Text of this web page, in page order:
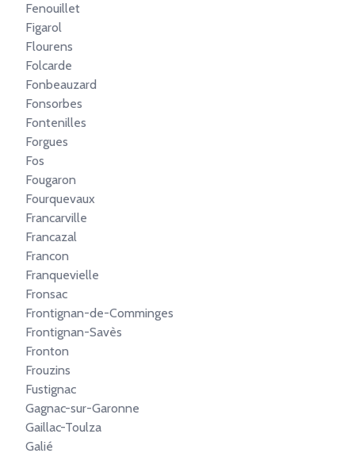
Fenouillet
Figarol
Flourens
Folcarde
Fonbeauzard
Fonsorbes
Fontenilles
Forgues
Fos
Fougaron
Fourquevaux
Francarville
Francazal
Francon
Franquevielle
Fronsac
Frontignan-de-Comminges
Frontignan-Savès
Fronton
Frouzins
Fustignac
Gagnac-sur-Garonne
Gaillac-Toulza
Galié